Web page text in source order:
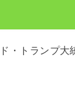
・トランプ大